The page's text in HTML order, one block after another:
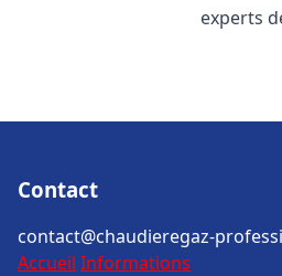
experts
Contact
contact@chaudieregaz-
Accueil Informations